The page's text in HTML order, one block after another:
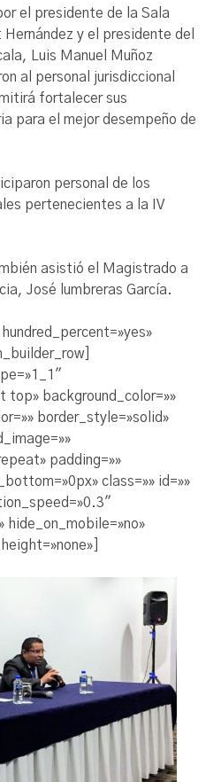
el presidente de la Sala
y el presidente del
Luis Manuel Muñoz
al personal jurisdiccional
fortalecer sus
para el mejor desempeño de
personal de los
pertenecientes a la IV
asistió el Magistrado a
José lumbreras García.
top» background_color=»»
border_style=»solid»
padding=»»
class=»» id=»»